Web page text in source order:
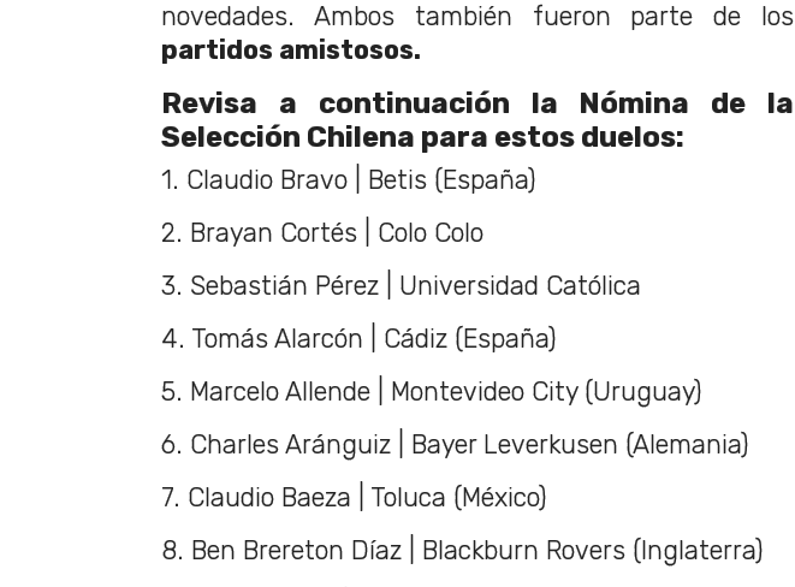
novedades. Ambos también fueron parte de los
partidos amistosos.
Revisa a continuación la Nómina de la
Selección Chilena para estos duelos:
1. Claudio Bravo | Betis (España)
2. Brayan Cortés | Colo Colo
3. Sebastián Pérez | Universidad Católica
4. Tomás Alarcón | Cádiz (España)
5. Marcelo Allende | Montevideo City (Uruguay)
6. Charles Aránguiz | Bayer Leverkusen (Alemania)
7. Claudio Baeza | Toluca (México)
8. Ben Brereton Díaz | Blackburn Rovers (Inglaterra)